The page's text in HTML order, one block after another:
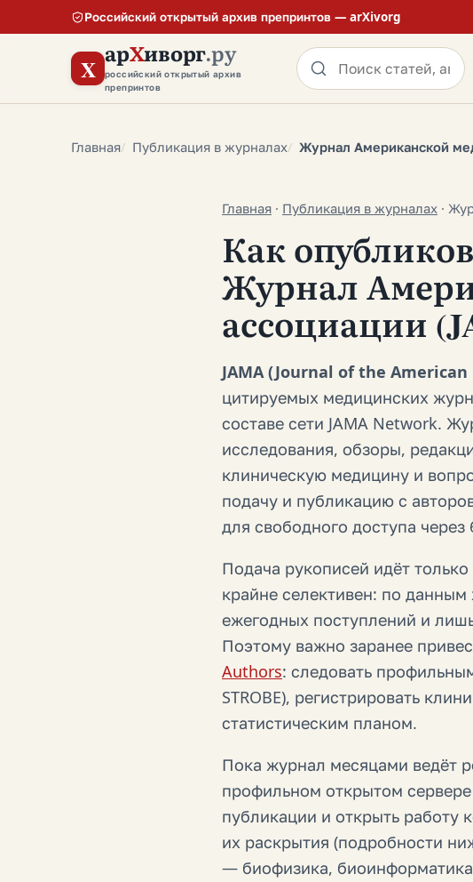
Российский открытый архив препринтов — arXivorg
X арХиворг.ру
российский открытый архив
препринтов
Главная Публикация в журналах Журнал Американской
Главная · Публикация в журналах ·
Как
Журнал
ассоциации
JAMA (Journal of the
цитируемых медицинских
составе сети JAMA Network.
исследования, обзоры,
клиническую медицину и
подачу и публикацию с
для свободного доступа
Подача рукописей идёт
крайне селективен: по
ежегодных поступлений и
Поэтому важно заранее
Authors: следовать
STROBE), регистрировать
статистическим планом.
Пока журнал месяцами ведёт
профильном открытом
публикации и открыть работу
их раскрытия (подробности
— биофизика,